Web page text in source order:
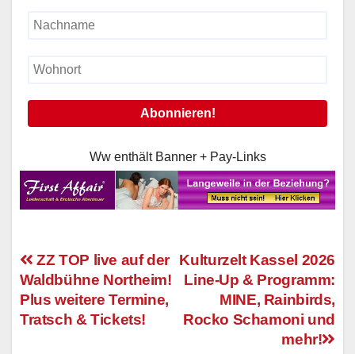
Ww enthält Banner + Pay-Links
Beitragsnavigation
Kulturzelt Kassel 2026
Line-Up & Programm:
MINE, Rainbirds,
Rocko Schamoni und
ZZ TOP live auf der
Waldbühne Northeim!
Plus weitere Termine,